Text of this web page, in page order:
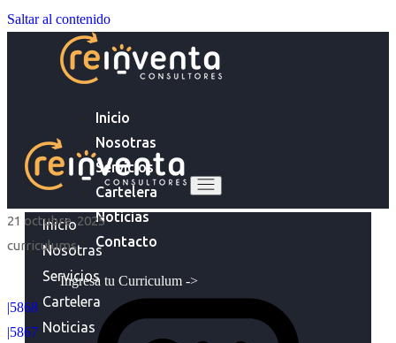
Saltar al contenido
Inicio
Nosotras
Servicios
Cartelera
Noticias
Contacto
Ingresa tu Curriculum ->
Inicio
Nosotras
Servicios
Cartelera
Noticias
21 octubre, 2025
curriculums
|5868
|5867